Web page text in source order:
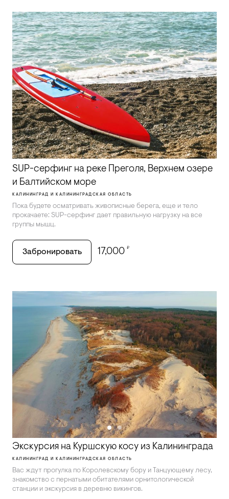
SUP-серфинг на реке Преголя, Верхнем озере
и Балтийском море
КАЛИНИНГРАД И КАЛИНИНГРАДСКАЯ ОБЛАСТЬ
Пока будете осматривать живописные берега, еще и тело
прокачаете: SUP-серфинг дает правильную нагрузку на все
группы мышц.
Забронировать 17,000 ₽
Экскурсия на Куршскую косу из Калининграда
КАЛИНИНГРАД И КАЛИНИНГРАДСКАЯ ОБЛАСТЬ
Вас ждут прогулка по Королевскому бору и Танцующему лесу,
знакомство с пернатыми обитателями орнитологической
станции и экскурсия в деревню викингов.